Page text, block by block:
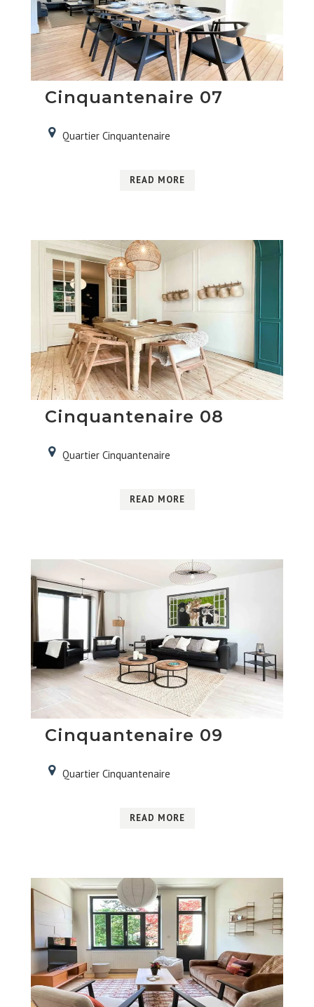
Cinquantenaire 07
Quartier Cinquantenaire
READ MORE
Cinquantenaire 08
Quartier Cinquantenaire
READ MORE
Cinquantenaire 09
Quartier Cinquantenaire
READ MORE